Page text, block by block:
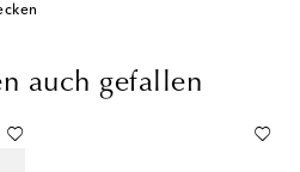
auch gefallen